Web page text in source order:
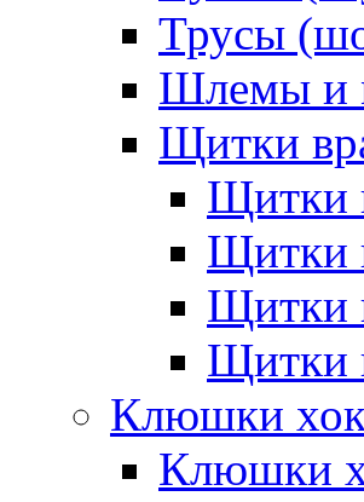
Трусы
Шлемы и
Щитки
Щитки
Щитки
Щитки
Щитки
Клюшки
Клюшки